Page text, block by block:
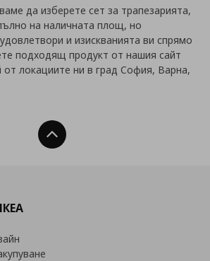
да изберете сет за трапезарията,
на наличната площ, но
и изискванията ви спрямо
подходящ продукт от нашия сайт
локациите ни в град София, Варна,
Нагоре